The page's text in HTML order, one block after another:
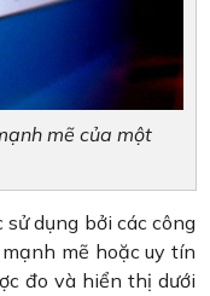
mẽ của một
dụng bởi các công
mẽ hoặc uy tín
đo và hiển thị dưới